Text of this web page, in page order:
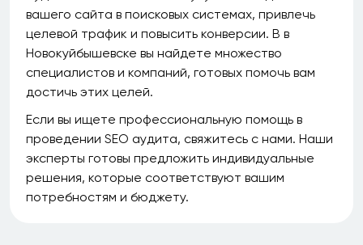
вашего сайта в поисковых системах, привлечь
целевой трафик и повысить конверсии. В в
Новокуйбышевске вы найдете множество
специалистов и компаний, готовых помочь вам
достичь этих целей.
Если вы ищете профессиональную помощь в
проведении SEO аудита, свяжитесь с нами. Наши
эксперты готовы предложить индивидуальные
решения, которые соответствуют вашим
потребностям и бюджету.